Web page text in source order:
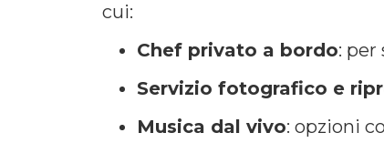
cui:
Chef privato a bordo:
Servizio fotografico e
Musica dal vivo: opzioni